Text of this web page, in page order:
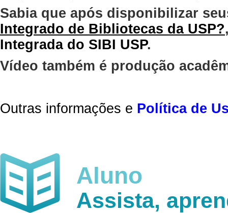
Sabia que após disponibilizar
Integrado de Bibliotecas da USP?
Integrada do SIBI USP.
Vídeo também é produção
Outras informações e Política de
Aluno
Assista,